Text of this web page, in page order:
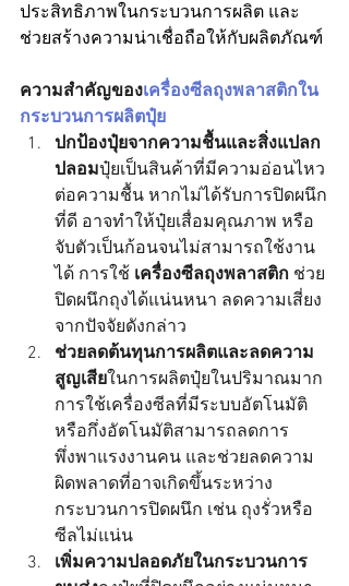
ประสิทธิภาพในกระบวนการผลิต และ
ช่วยสร้างความน่าเชื่อถือให้กับผลิตภัณฑ์
ความสำคัญของเครื่องซีลถุงพลาสติกใน
กระบวนการผลิตปุ๋ย
ปกป้องปุ๋ยจากความชื้นและสิ่งแปลก
ปลอมปุ๋ยเป็นสินค้าที่มีความอ่อนไหว
ต่อความชื้น หากไม่ได้รับการปิดผนึก
ที่ดี อาจทำให้ปุ๋ยเสื่อมคุณภาพ หรือ
จับตัวเป็นก้อนจนไม่สามารถใช้งาน
ได้ การใช้ เครื่องซีลถุงพลาสติก ช่วย
ปิดผนึกถุงได้แน่นหนา ลดความเสี่ยง
จากปัจจัยดังกล่าว
ช่วยลดต้นทุนการผลิตและลดความ
สูญเสียในการผลิตปุ๋ยในปริมาณมาก
การใช้เครื่องซีลที่มีระบบอัตโนมัติ
หรือกึ่งอัตโนมัติสามารถลดการ
พึ่งพาแรงงานคน และช่วยลดความ
ผิดพลาดที่อาจเกิดขึ้นระหว่าง
กระบวนการปิดผนึก เช่น ถุงรั่วหรือ
ซีลไม่แน่น
เพิ่มความปลอดภัยในกระบวนการ